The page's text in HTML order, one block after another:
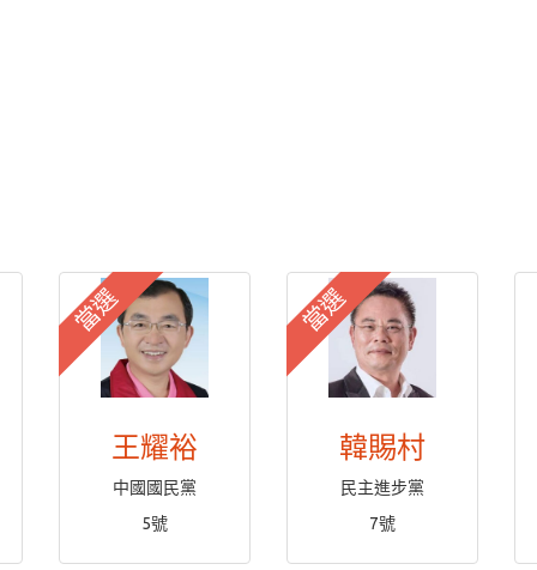
當選
王耀裕
中國國民黨
5號
當選
韓賜村
民主進步黨
7號